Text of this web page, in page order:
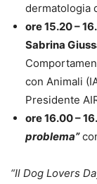
dermatologia
ore 15.20 –
Sabrina
con Animali
Presidente
ore 16.00 –
problema”
“Il Dog Lovers